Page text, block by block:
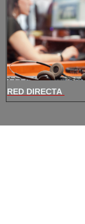
RED DIRECTA